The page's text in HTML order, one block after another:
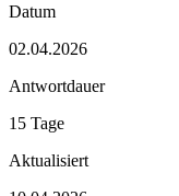
Datum
02.04.2026
Antwortdauer
15 Tage
Aktualisiert